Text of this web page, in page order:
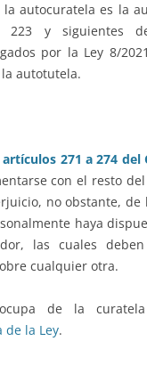
la autocuratela es la
y siguientes
por la Ley 8/
autotutela.
artículos 271 a 274 del
con el resto
no obstante, de
haya
las cuales
cualquier otra.
de la
de la Ley.